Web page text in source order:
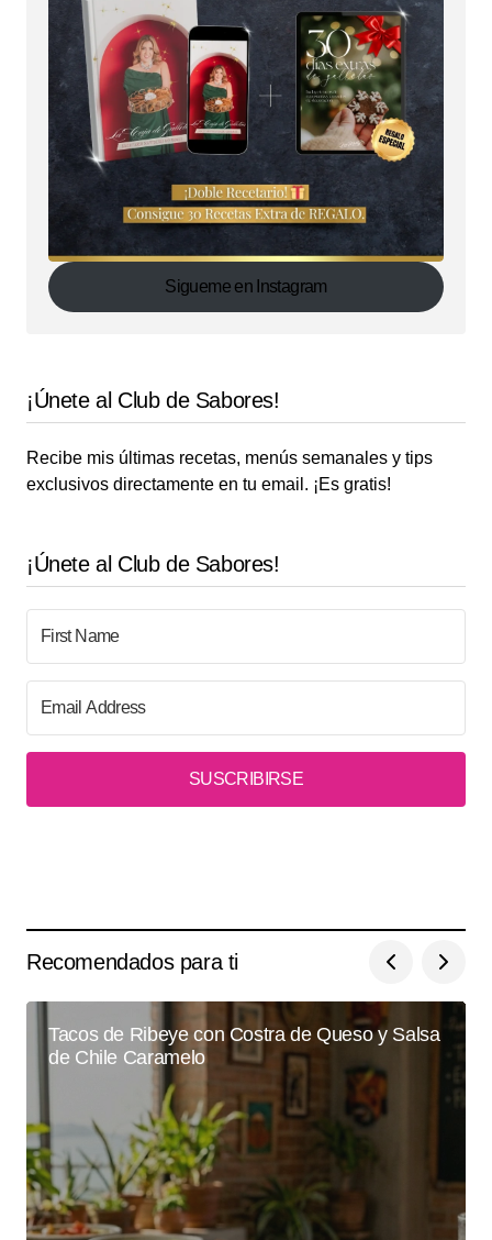
Sigueme en Instagram
¡Únete al Club de Sabores!
Recibe mis últimas recetas, menús semanales y tips
exclusivos directamente en tu email. ¡Es gratis!
¡Únete al Club de Sabores!
SUSCRIBIRSE
Recomendados para ti
Tacos de Ribeye con Costra de Queso y Salsa
de Chile Caramelo